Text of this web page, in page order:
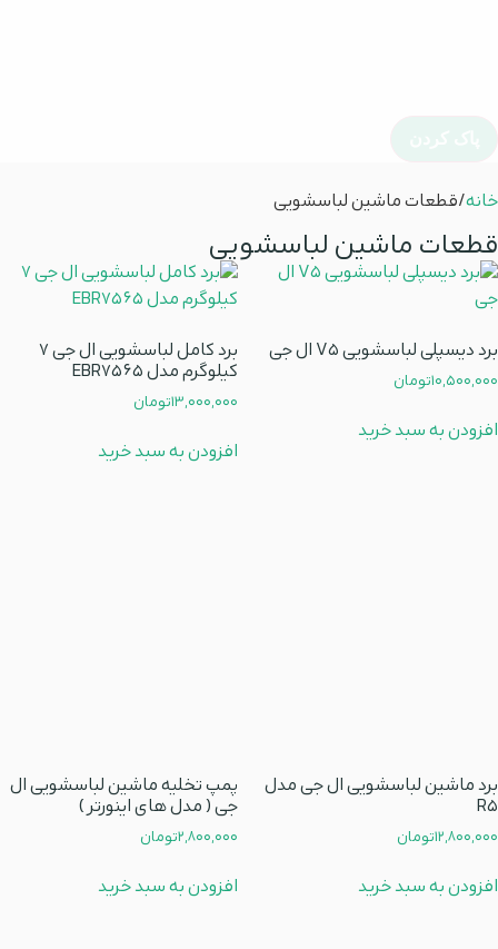
خانه/ قطعات ماشین لباسشویی
قطعات ماشین لباسشویی
برد دیسپلی لباسشویی V5 ال جی
10,500,000تومان
افزودن به سبد خرید
برد کامل لباسشویی ال جی 7
کیلوگرم مدل EBR7565
13,000,000تومان
افزودن به سبد خرید
برد ماشین لباسشویی ال جی مدل
R5
12,800,000تومان
افزودن به سبد خرید
پمپ تخلیه ماشین لباسشویی ال
جی ( مدل های اینورتر )
2,800,000تومان
افزودن به سبد خرید